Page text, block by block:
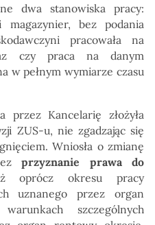
dwa stanowiska pracy:
bez podania
pracowała na
czy praca na danym
w pełnym wymiarze czasu
przez Kancelarię złożyła
ZUS-u, nie zgadzając się
Wniosła o zmianę
przyznanie prawa do
oprócz okresu pracy
uznanego przez organ
szczególnych